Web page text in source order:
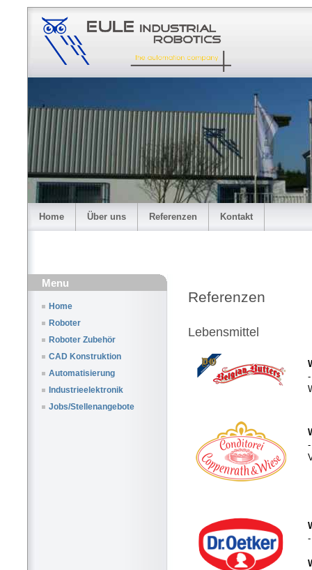
Home Über uns Referenzen Kontakt
Menu
Home
Roboter
Roboter Zubehör
CAD Konstruktion
Automatisierung
Industrieelektronik
Jobs/Stellenangebote
Referenzen
Lebensmittel